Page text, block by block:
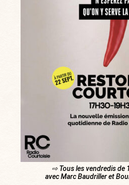
⇨ Tous les vendredis de
avec Marc Baudriller et